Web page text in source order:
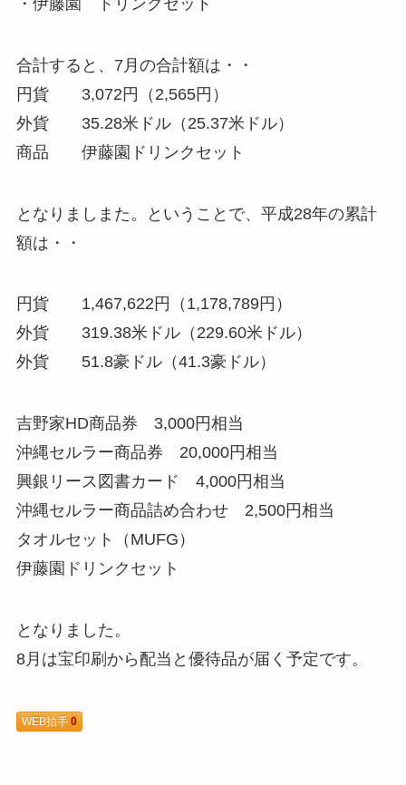
合計すると、7月の合計額は・・
円貨 3,072円（2,565円）
外貨 35.28米ドル（25.37米ドル）
商品 伊藤園ドリンクセット
となりましまた。ということで、平成28年の累計
額は・・
円貨 1,467,622円（1,178,789円）
外貨 319.38米ドル（229.60米ドル）
外貨 51.8豪ドル（41.3豪ドル）
吉野家HD商品券 3,000円相当
沖縄セルラー商品券 20,000円相当
興銀リース図書カード 4,000円相当
沖縄セルラー商品詰め合わせ 2,500円相当
タオルセット（MUFG）
伊藤園ドリンクセット
となりました。
8月は宝印刷から配当と優待品が届く予定です。
WEB拍手 0